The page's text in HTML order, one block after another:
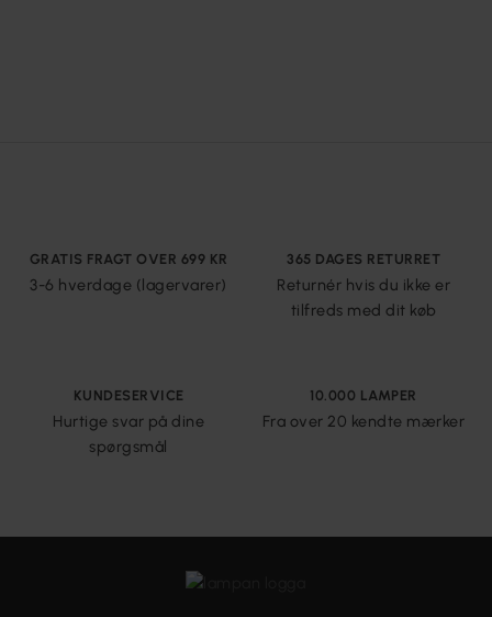
GRATIS FRAGT OVER 699 KR
3-6 hverdage (lagervarer)
365 DAGES RETURRET
Returnér hvis du ikke er
tilfreds med dit køb
KUNDESERVICE
Hurtige svar på dine
spørgsmål
10.000 LAMPER
Fra over 20 kendte mærker